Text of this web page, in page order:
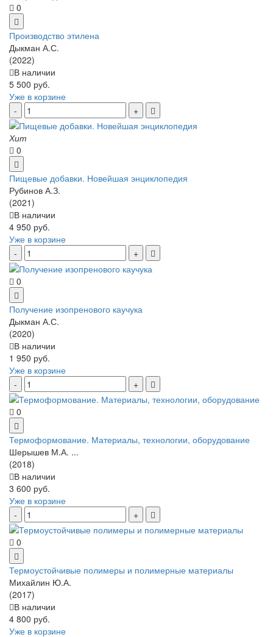
0
Производство этилена
Дыкман А.С.
(2022)
В наличии
5 500 руб.
Уже в корзине
Хит
0
Пищевые добавки. Новейшая энциклопедия
Рубинов А.З.
(2021)
В наличии
4 950 руб.
Уже в корзине
0
Получение изопренового каучука
Дыкман А.С.
(2020)
В наличии
1 950 руб.
Уже в корзине
0
Термоформование. Материалы, технологии, оборудование
Шерышев М.А. ...
(2018)
В наличии
3 600 руб.
Уже в корзине
0
Термоустойчивые полимеры и полимерные материалы
Михайлин Ю.А.
(2017)
В наличии
4 800 руб.
Уже в корзине